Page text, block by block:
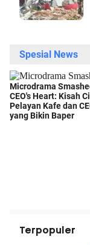
Terpopuler